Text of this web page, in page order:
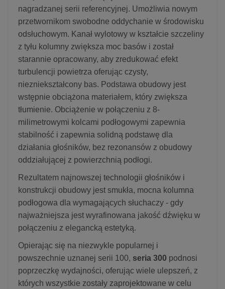
nagradzanej serii referencyjnej. Umożliwia nowym
przetwornikom swobodne oddychanie w środowisku
odsłuchowym. Kanał wylotowy w kształcie szczeliny
z tyłu kolumny zwiększa moc basów i został
starannie opracowany, aby zredukować efekt
turbulencji powietrza oferując czysty,
niezniekształcony bas. Podstawa obudowy jest
wstępnie obciążona materiałem, który zwiększa
tłumienie. Obciążenie w połączeniu z 8-
milimetrowymi kolcami podłogowymi zapewnia
stabilność i zapewnia solidną podstawę dla
działania głośników, bez rezonansów z obudowy
oddziałującej z powierzchnią podłogi.
Rezultatem najnowszej technologii głośników i
konstrukcji obudowy jest smukła, mocna kolumna
podłogowa dla wymagających słuchaczy - gdy
najważniejsza jest wyrafinowana jakość dźwięku w
połączeniu z elegancką estetyką.
Opierając się na niezwykle popularnej i
powszechnie uznanej serii 100, seria 300 podnosi
poprzeczkę wydajności, oferując wiele ulepszeń, z
których wszystkie zostały zaprojektowane w celu